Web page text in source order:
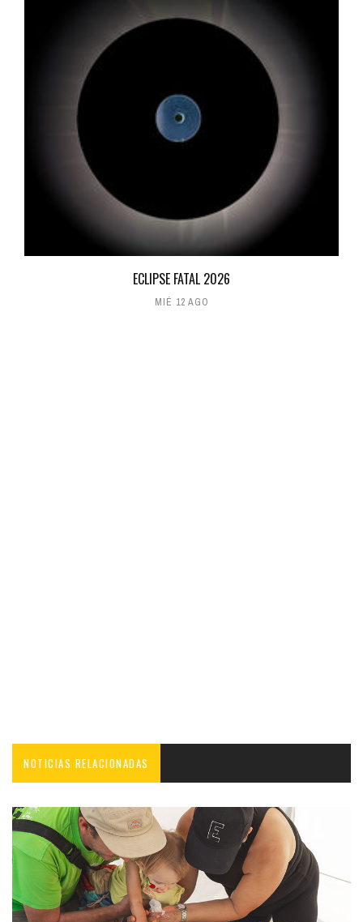
ECLIPSE FATAL 2026
MIÉ 12 AGO
NOTICIAS RELACIONADAS